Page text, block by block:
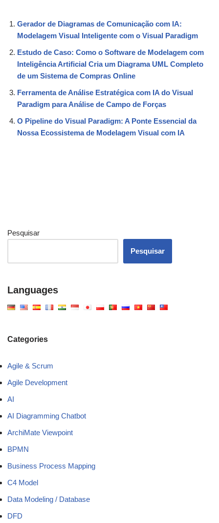
Gerador de Diagramas de Comunicação com IA:
Modelagem Visual Inteligente com o Visual Paradigm
Estudo de Caso: Como o Software de Modelagem com
Inteligência Artificial Cria um Diagrama UML Completo
de um Sistema de Compras Online
Ferramenta de Análise Estratégica com IA do Visual
Paradigm para Análise de Campo de Forças
O Pipeline do Visual Paradigm: A Ponte Essencial da
Nossa Ecossistema de Modelagem Visual com IA
Pesquisar
Pesquisar
Languages
Categories
Agile & Scrum
Agile Development
AI
AI Diagramming Chatbot
ArchiMate Viewpoint
BPMN
Business Process Mapping
C4 Model
Data Modeling / Database
DFD